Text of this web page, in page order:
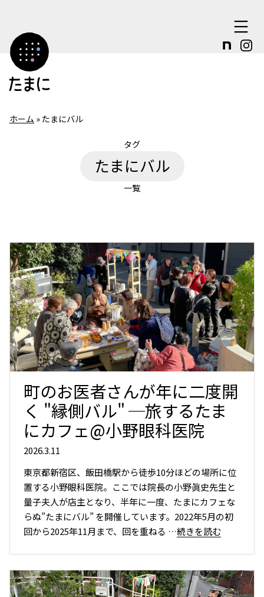
テ
ツ
ホーム » たまにバル
タグ
たまにバル
一覧
町のお医者さんが年に二度開
く "縁側バル" ─旅するたま
にカフェ@小野眼科医院
2026.3.11
東京都新宿区、飯田橋駅から徒歩10分ほどの場所に位
置する小野眼科医院。ここでは院長の小野眞史先生と
量子夫人が店主となり、半年に一度、たまにカフェな
らぬ”たまにバル” を開催しています。2022年5月の初
回から2025年11月まで、回を重ねる …続きを読む